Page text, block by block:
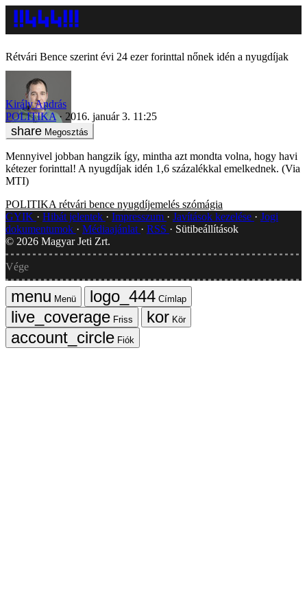
Rétvári Bence szerint évi 24 ezer forinttal nőnek idén a nyugdíjak
Király András
POLITIKA
2016. január 3. 11:25
Megosztás
Mennyivel jobban hangzik így, mintha azt mondta volna, hogy havi
kétezer forinttal! A nyugdíjak idén 1,6 százalékkal emelkednek. (Via
MTI)
POLITIKA rétvári bence nyugdíjemelés szómágia
GYIK
Hibát jelentek Impresszum Javítások kezelése
Jogi
dokumentumok
Médiaajánlat RSS
Sütibeállítások
© 2026 Magyar Jeti Zrt.
Vége
Menü
Címlap
Friss
Kör
Fiók